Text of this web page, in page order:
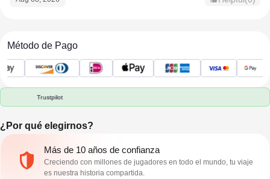
Método de Pago
Trustpilot
¿Por qué elegirnos?
Más de 10 años de confianza
Creciendo con millones de jugadores en todo el mundo, tu viaje
es nuestra historia compartida.